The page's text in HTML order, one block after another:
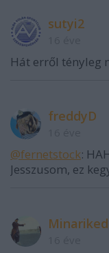
sutyi2
Hát erről tényleg
freddyD
@fernetstock:
Jesszusom, ez